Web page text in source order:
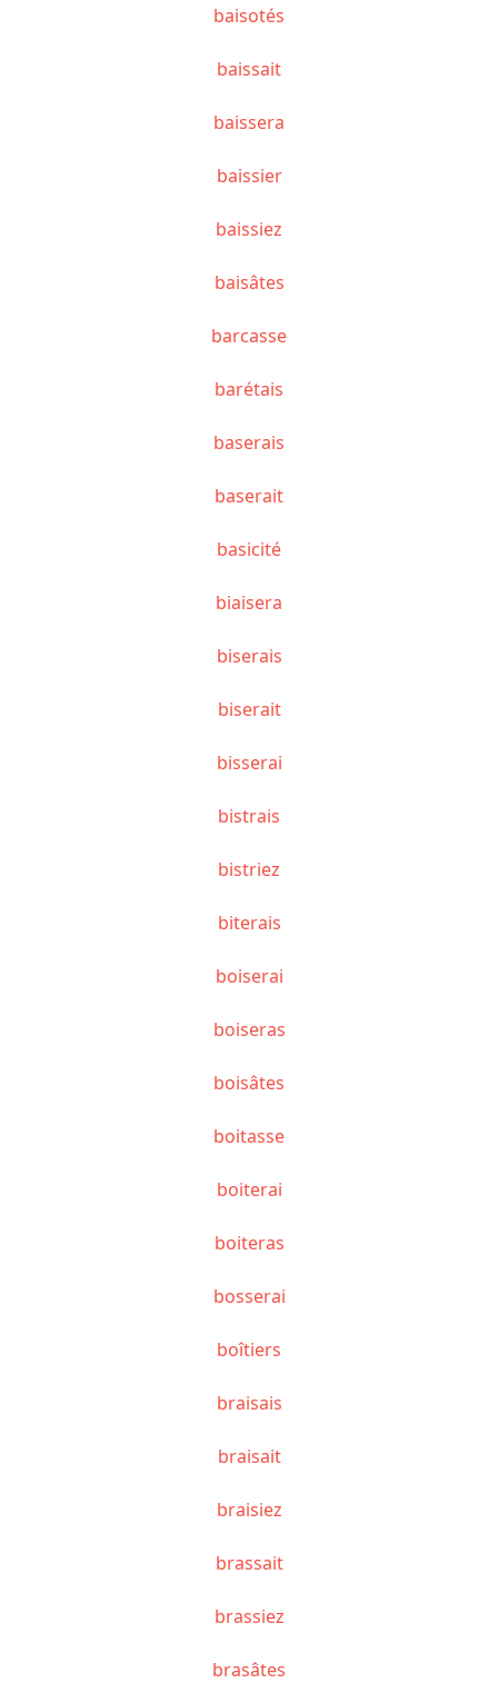
baisotés
baissait
baissera
baissier
baissiez
baisâtes
barcasse
barétais
baserais
baserait
basicité
biaisera
biserais
biserait
bisserai
bistrais
bistriez
biterais
boiserai
boiseras
boisâtes
boitasse
boiterai
boiteras
bosserai
boîtiers
braisais
braisait
braisiez
brassait
brassiez
brasâtes